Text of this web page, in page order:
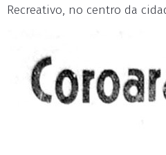
Recreativo, no centro da